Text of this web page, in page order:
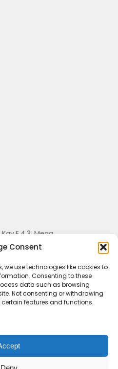
Consent
we use technologies like cookies to
Consenting to these
data such as browsing
Not consenting or withdrawing
features and functions.
Mega
15810
dan Event